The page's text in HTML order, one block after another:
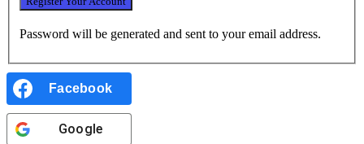
Password will be generated and sent to your email address.
Facebook
Google